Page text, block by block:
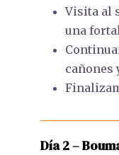
Visita al
una
cañones
Día 2 –